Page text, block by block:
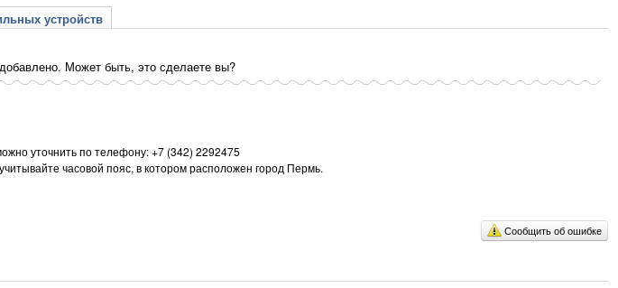
устройств
Может быть, это сделаете вы?
уточнить по телефону: +7 (342) 2292475
часовой пояс, в котором расположен город Пермь.
Сообщить об ошибке